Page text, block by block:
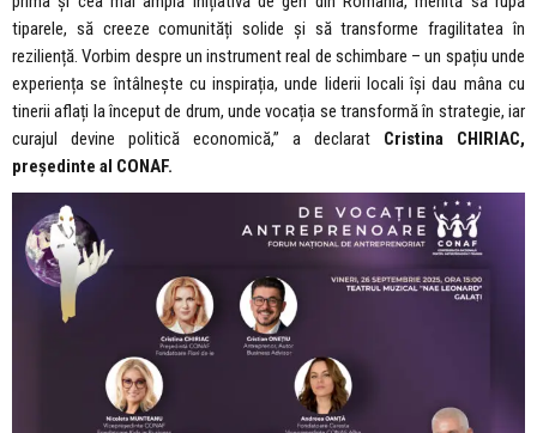
tiparele, să creeze comunități solide și să transforme fragilitatea în
reziliență. Vorbim despre un instrument real de schimbare – un spațiu unde
experiența se întâlnește cu inspirația, unde liderii locali își dau mâna cu
tinerii aflați la început de drum, unde vocația se transformă în strategie, iar
curajul devine politică economică,” a declarat Cristina CHIRIAC,
președinte al CONAF.